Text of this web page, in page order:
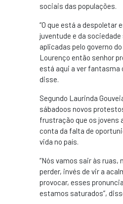
sociais das populações.
“O que está a despoletar
juventude e da
aplicadas pelo governo
Lourenço então senhor
está aqui a ver fantasma
disse.
Segundo Laurinda
sábadoos novos
frustração que os jovens
conta da falta de
vida no país.
“Nós vamos sair às ruas,
perder, invés de vir a
provocar, esses
estamos saturados”,